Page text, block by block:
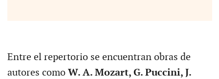
Entre el repertorio se encuentran obras de
autores como W. A. Mozart, G. Puccini, J.